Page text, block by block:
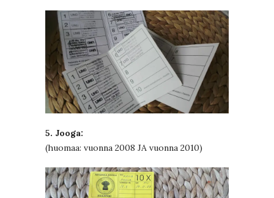
5. Jooga:
(huomaa: vuonna 2008 JA vuonna 2010)